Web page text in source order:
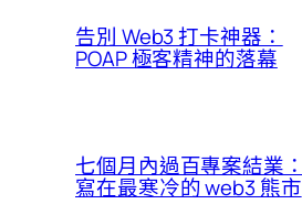
告別 Web3 打卡神器：
POAP 極客精神的落幕
七個月內過百專案結業：
寫在最寒冷的 web3 熊市